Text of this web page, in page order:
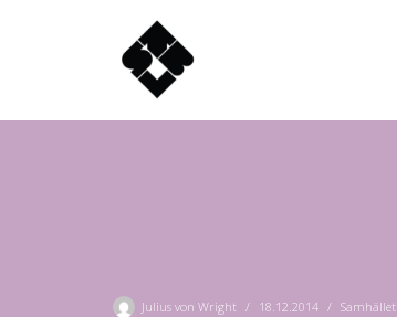
innehåll
Julius von Wright 18.12.2014 Samhället